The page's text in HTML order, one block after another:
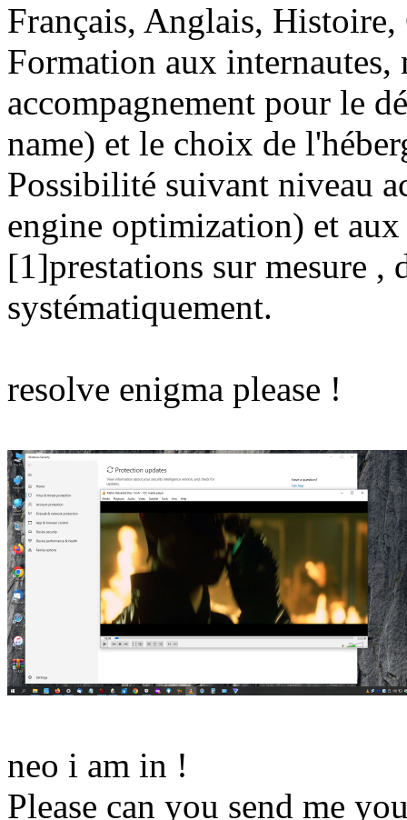
Français, Anglais,
Formation aux
accompagnement pour le
name) et le choix de
Possibilité suivant niveau
engine optimization) et
[1]prestations sur mesure ,
systématiquement.
resolve enigma please !
neo i am in !
Please can you send me